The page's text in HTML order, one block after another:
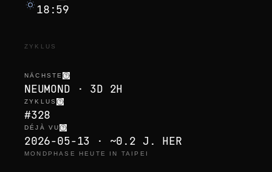
18:59
ZYKLUS
NÄCHSTE
NEUMOND · 3D 2H
ZYKLUS
#328
DÉJÀ VU
2026-05-13 · ~0.2 J. HER
MONDPHASE HEUTE IN TAIPEI